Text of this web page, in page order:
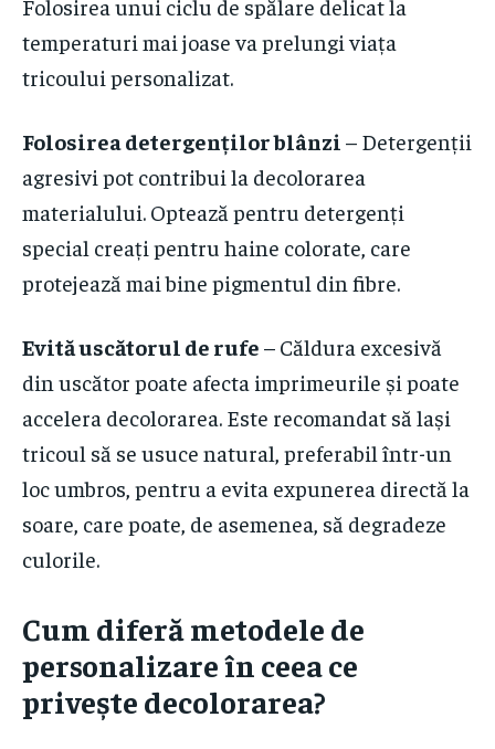
Folosirea unui ciclu de spălare delicat la
temperaturi mai joase va prelungi viața
tricoului personalizat.
Folosirea detergenților blânzi – Detergenții
agresivi pot contribui la decolorarea
materialului. Optează pentru detergenți
special creați pentru haine colorate, care
protejează mai bine pigmentul din fibre.
Evită uscătorul de rufe – Căldura excesivă
din uscător poate afecta imprimeurile și poate
accelera decolorarea. Este recomandat să lași
tricoul să se usuce natural, preferabil într-un
loc umbros, pentru a evita expunerea directă la
soare, care poate, de asemenea, să degradeze
culorile.
Cum diferă metodele de
personalizare în ceea ce
privește decolorarea?